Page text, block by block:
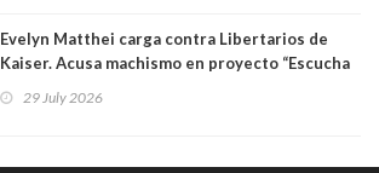
Evelyn Matthei carga contra Libertarios de
Kaiser. Acusa machismo en proyecto “Escucha
"¿Cómo puede haber alguien tan enfermo del
29 July 2026